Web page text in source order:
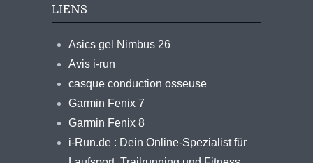
LIENS
Asics gel Nimbus 26
Avis i-run
casque conduction osseuse
Garmin Fenix 7
Garmin Fenix 8
i-Run.de : Dein Online-Spezialist für